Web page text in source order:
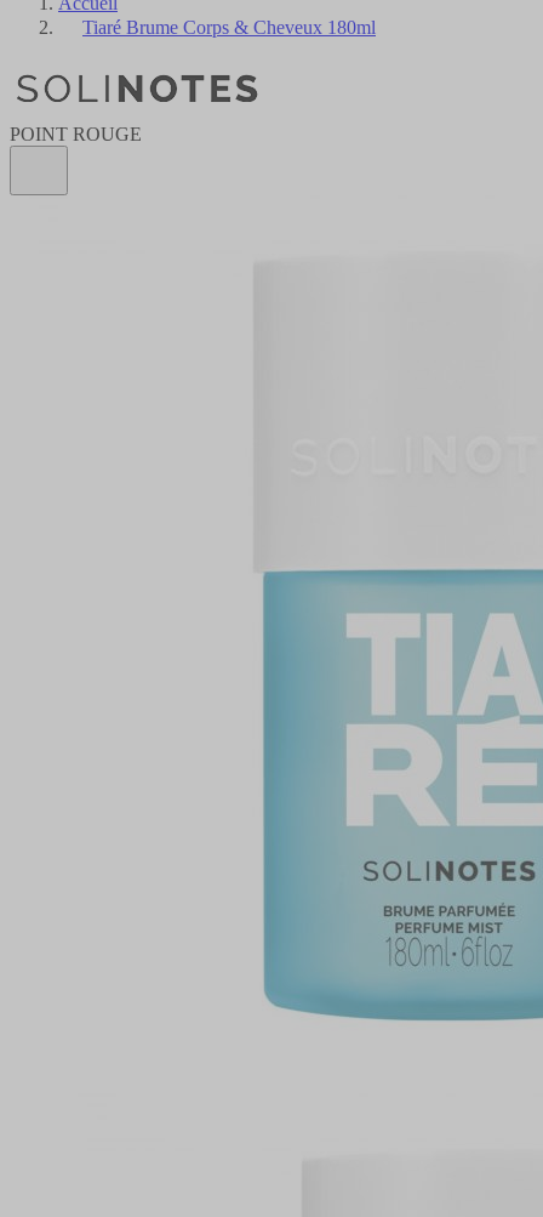
Tiaré Brume Corps & Cheveux 180ml
POINT ROUGE